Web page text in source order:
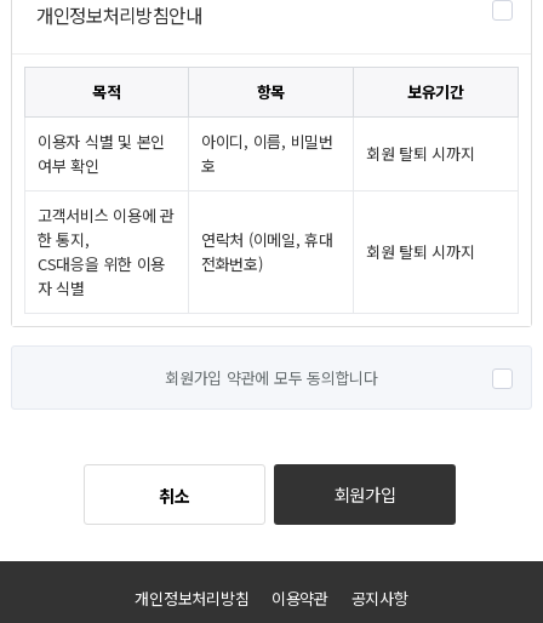
개인정보처리방침안내
목적 항목 보유기간
이용자 식별 및 본인
여부 확인
아이디, 이름, 비밀번
호
회원 탈퇴 시까지
고객서비스 이용에 관
한 통지,
CS대응을 위한 이용
자 식별
연락처 (이메일, 휴대
전화번호)
회원 탈퇴 시까지
회원가입 약관에 모두 동의합니다
취소 회원가입
개인정보처리방침 이용약관 공지사항